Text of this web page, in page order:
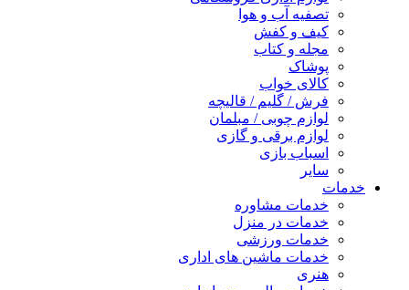
تصفیه آب و هوا
کیف و کفش
مجله و کتاب
پوشاک
کالای خواب
فرش / گلیم / قالیچه
لوازم چوبی / مبلمان
لوازم برقی و گازی
اسباب بازی
سایر
خدمات
خدمات مشاوره
خدمات در منزل
خدمات ورزشی
خدمات ماشین های اداری
هنری